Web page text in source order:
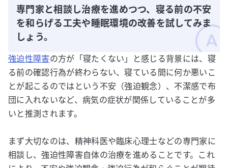
専門家と相談し治療を進めつつ、寝る前の不安
を和らげる工夫や睡眠環境の改善を試してみま
しょう。
強迫性障害の方が「寝たくない」と感じる背景には、寝
る前の確認行為が終わらない、寝ている間に何か悪いこ
とが起こるのではという不安（強迫観念）、不潔感で布
団に入れないなど、病気の症状が関係していることが多
いと推測されます。
まず大切なのは、精神科医や臨床心理士などの専門家に
相談し、強迫性障害自体の治療を進めることです。これ